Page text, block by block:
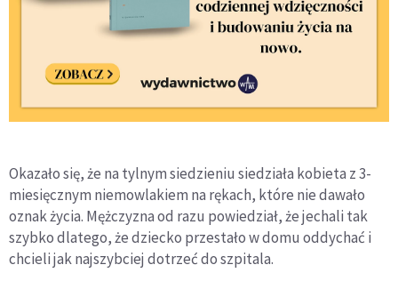
Okazało się, że na tylnym siedzieniu siedziała kobieta z 3-
miesięcznym niemowlakiem na rękach, które nie dawało
oznak życia. Mężczyzna od razu powiedział, że jechali tak
szybko dlatego, że dziecko przestało w domu oddychać i
chcieli jak najszybciej dotrzeć do szpitala.